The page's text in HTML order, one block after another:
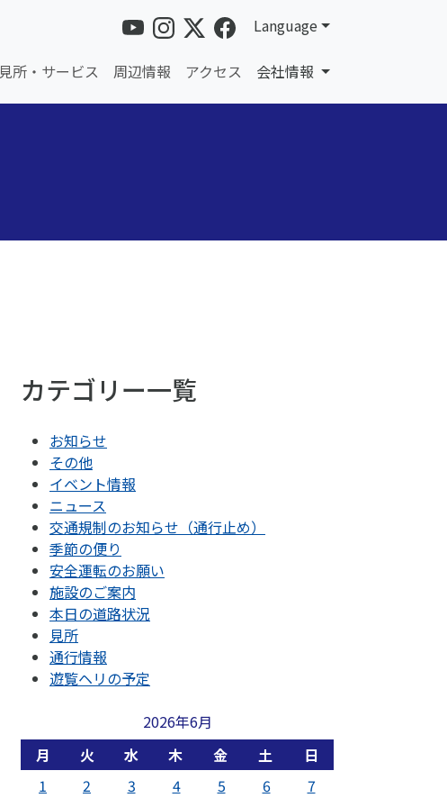
Language
見所・サービス 周辺情報 アクセス 会社情報
カテゴリー一覧
お知らせ
その他
イベント情報
ニュース
交通規制のお知らせ（通行止め）
季節の便り
安全運転のお願い
施設のご案内
本日の道路状況
見所
通行情報
遊覧ヘリの予定
2026年6月
月
火 水 木 金 土
日
1
2 3 4 5 6
7